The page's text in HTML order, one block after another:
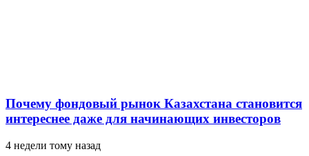
Почему фондовый рынок Казахстана становится
интереснее даже для начинающих инвесторов
4 недели тому назад